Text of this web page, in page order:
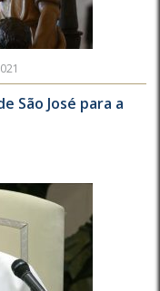
São José para a